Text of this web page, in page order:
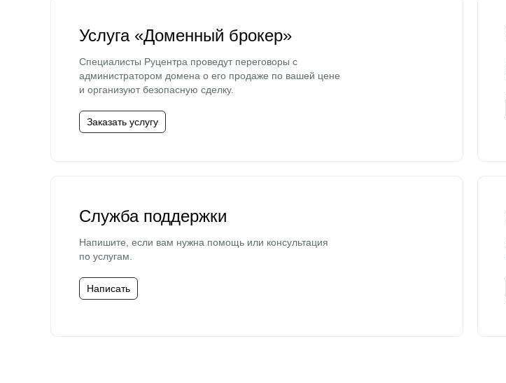
Услуга «Доменный брокер»
Специалисты Руцентра проведут переговоры с
администратором домена о его продаже по вашей цене
и организуют безопасную сделку.
Заказать услугу
Служба поддержки
Напишите, если вам нужна помощь или консультация
по услугам.
Написать